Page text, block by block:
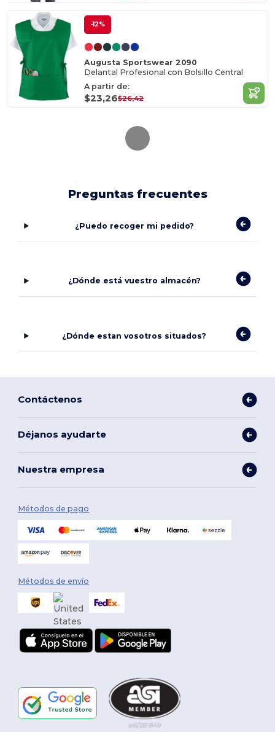
-12%
Augusta Sportswear 2090
Delantal Profesional con Bolsillo Central
A partir de:
$23,26$26,42
Preguntas frecuentes
¿Puedo recoger mi pedido?
¿Dónde está vuestro almacén?
¿Dónde estan vosotros situados?
Contáctenos
Déjanos ayudarte
Nuestra empresa
Métodos de pago
Métodos de envío